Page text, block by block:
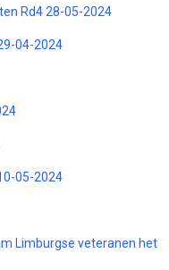
Rd4 28-05-2024
04-2024
05-2024
Limburgse veteranen het